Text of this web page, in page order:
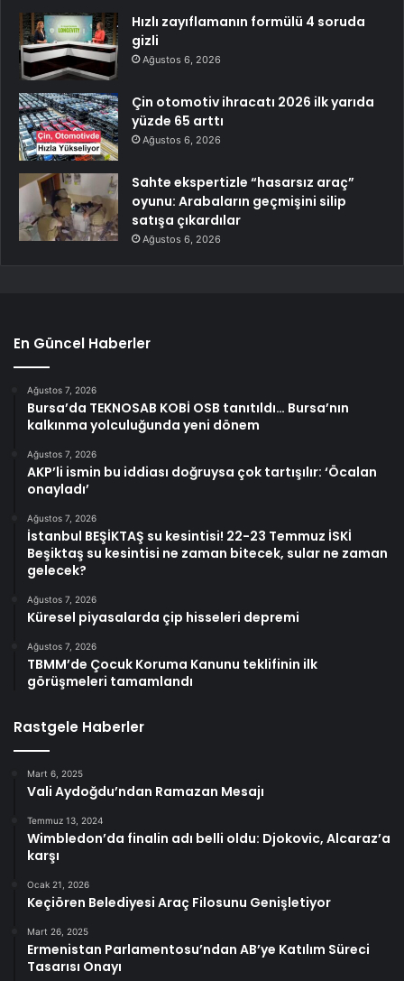
Hızlı zayıflamanın formülü 4 soruda
gizli
Ağustos 6, 2026
Çin otomotiv ihracatı 2026 ilk yarıda
yüzde 65 arttı
Ağustos 6, 2026
Sahte ekspertizle “hasarsız araç”
oyunu: Arabaların geçmişini silip
satışa çıkardılar
Ağustos 6, 2026
En Güncel Haberler
Ağustos 7, 2026
Bursa’da TEKNOSAB KOBİ OSB tanıtıldı… Bursa’nın
kalkınma yolculuğunda yeni dönem
Ağustos 7, 2026
AKP’li ismin bu iddiası doğruysa çok tartışılır: ‘Öcalan
onayladı’
Ağustos 7, 2026
İstanbul BEŞİKTAŞ su kesintisi! 22-23 Temmuz İSKİ
Beşiktaş su kesintisi ne zaman bitecek, sular ne zaman
gelecek?
Ağustos 7, 2026
Küresel piyasalarda çip hisseleri depremi
Ağustos 7, 2026
TBMM’de Çocuk Koruma Kanunu teklifinin ilk
görüşmeleri tamamlandı
Rastgele Haberler
Mart 6, 2025
Vali Aydoğdu’ndan Ramazan Mesajı
Temmuz 13, 2024
Wimbledon’da finalin adı belli oldu: Djokovic, Alcaraz’a
karşı
Ocak 21, 2026
Keçiören Belediyesi Araç Filosunu Genişletiyor
Mart 26, 2025
Ermenistan Parlamentosu’ndan AB’ye Katılım Süreci
Tasarısı Onayı